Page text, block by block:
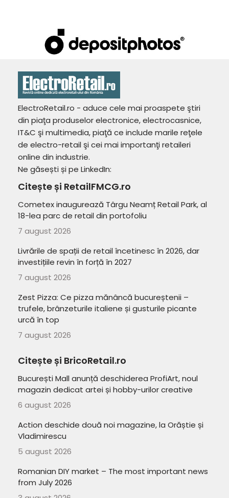
ElectroRetail.ro - aduce cele mai proaspete ştiri
din piaţa produselor electronice, electrocasnice,
IT&C şi multimedia, piaţă ce include marile reţele
de electro-retail şi cei mai importanţi retaileri
online din industrie.
Ne găsești și pe LinkedIn:
Citește și RetailFMCG.ro
Cometex inaugurează Târgu Neamț Retail Park, al
18-lea parc de retail din portofoliu
7 august 2026
Livrările de spații de retail încetinesc în 2026, dar
investițiile revin în forță în 2027
7 august 2026
Zest Pizza: Ce pizza mănâncă bucureștenii –
trufele, brânzeturile italiene și gusturile picante
urcă în top
7 august 2026
Citește și BricoRetail.ro
București Mall anunță deschiderea ProfiArt, noul
magazin dedicat artei și hobby-urilor creative
6 august 2026
Action deschide două noi magazine, la Orăștie și
Vladimirescu
5 august 2026
Romanian DIY market – The most important news
from July 2026